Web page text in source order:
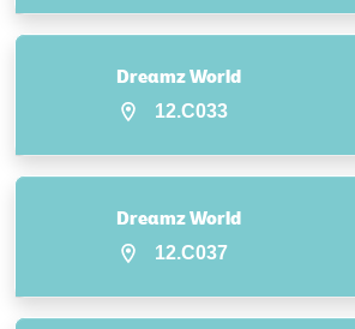
Dreamz World
12.C033
Dreamz World
12.C037